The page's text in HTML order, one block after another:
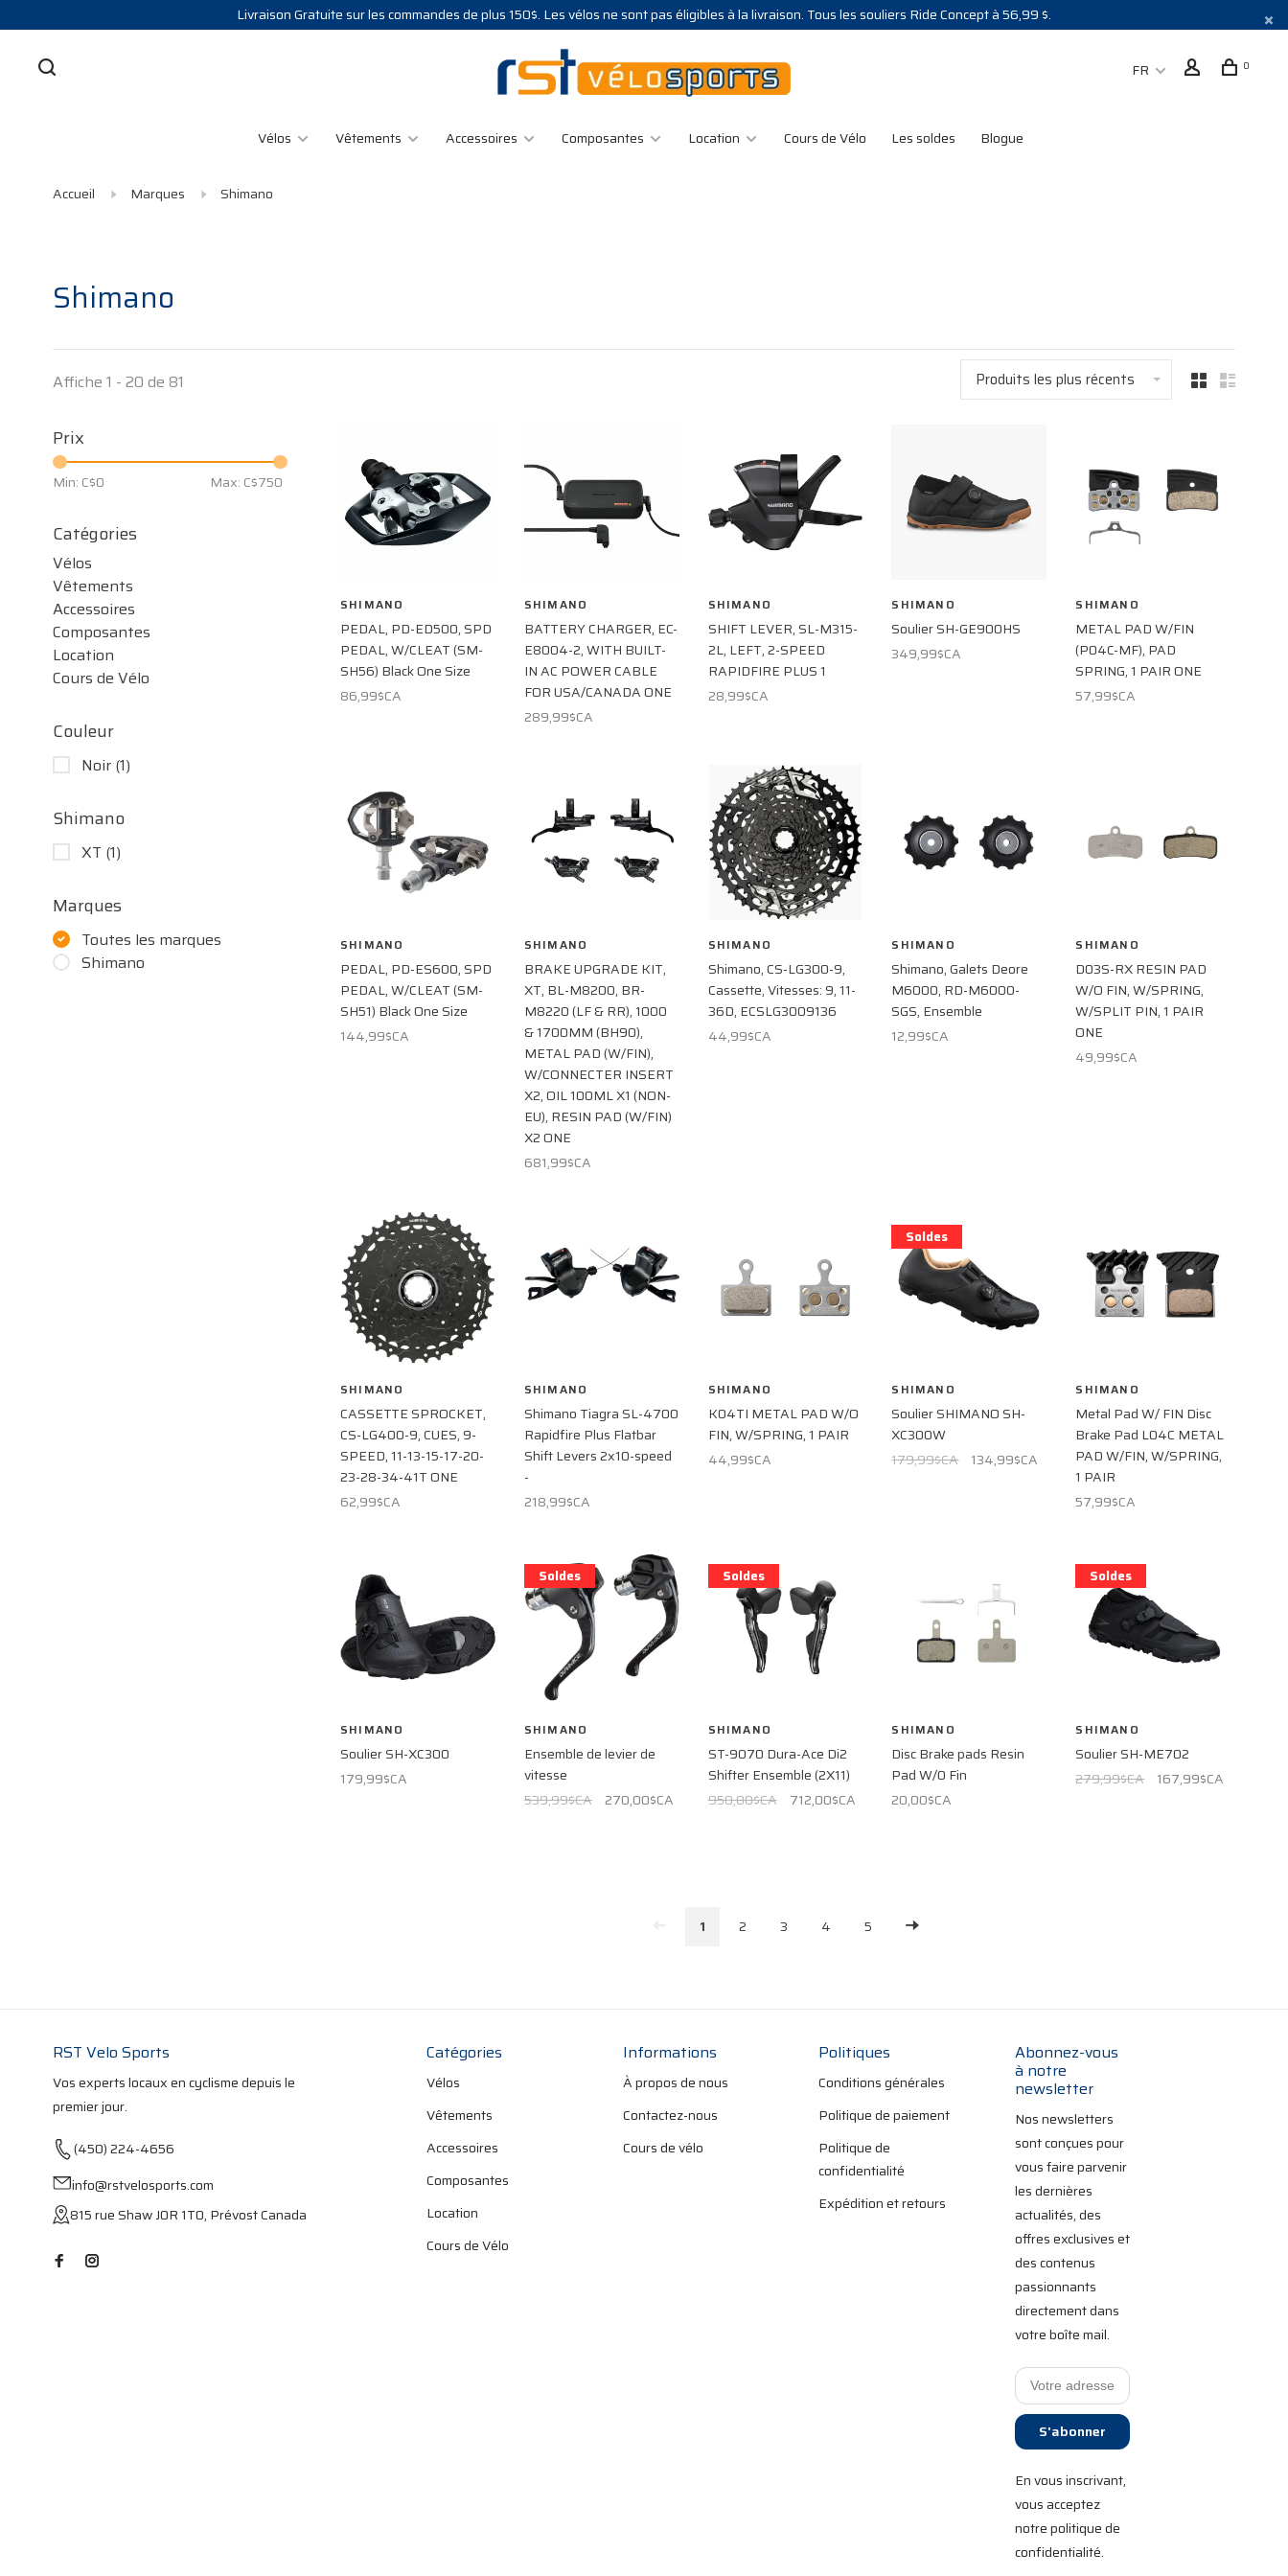
Livraison Gratuite sur les commandes de plus 150$. Les vélos ne sont pas éligibles à la livraison. Tous les souliers Ride Concept à 56,99 $.
FR 0
Vélos Vêtements Accessoires Composantes Location Cours de Vélo Les soldes Blogue
Accueil Marques Shimano
Shimano
Affiche 1 - 20 de 81 Produits les plus récents
Prix
Min: C$0 Max: C$750
Catégories
Vélos
Vêtements
Accessoires
Composantes
Location
Cours de Vélo
Couleur
Noir (1)
Shimano
XT (1)
Marques
Toutes les marques
Shimano
SHIMANO
PEDAL, PD-ED500, SPD
PEDAL, W/CLEAT (SM-
SH56) Black One Size
86,99$CA
SHIMANO
BATTERY CHARGER, EC-
E8004-2, WITH BUILT-
IN AC POWER CABLE
FOR USA/CANADA ONE
289,99$CA
SHIMANO
SHIFT LEVER, SL-M315-
2L, LEFT, 2-SPEED
RAPIDFIRE PLUS 1
28,99$CA
SHIMANO
Soulier SH-GE900HS
349,99$CA
SHIMANO
METAL PAD W/FIN
(P04C-MF), PAD
SPRING, 1 PAIR ONE
57,99$CA
SHIMANO
PEDAL, PD-ES600, SPD
PEDAL, W/CLEAT (SM-
SH51) Black One Size
144,99$CA
SHIMANO
BRAKE UPGRADE KIT,
XT, BL-M8200, BR-
M8220 (LF & RR), 1000
& 1700MM (BH90),
METAL PAD (W/FIN),
W/CONNECTER INSERT
X2, OIL 100ML X1 (NON-
EU), RESIN PAD (W/FIN)
X2 ONE
681,99$CA
SHIMANO
Shimano, CS-LG300-9,
Cassette, Vitesses: 9, 11-
36D, ECSLG3009136
44,99$CA
SHIMANO
Shimano, Galets Deore
M6000, RD-M6000-
SGS, Ensemble
12,99$CA
SHIMANO
D03S-RX RESIN PAD
W/O FIN, W/SPRING,
W/SPLIT PIN, 1 PAIR
ONE
49,99$CA
SHIMANO
CASSETTE SPROCKET,
CS-LG400-9, CUES, 9-
SPEED, 11-13-15-17-20-
23-28-34-41T ONE
62,99$CA
SHIMANO
Shimano Tiagra SL-4700
Rapidfire Plus Flatbar
Shift Levers 2x10-speed
-
218,99$CA
SHIMANO
K04TI METAL PAD W/O
FIN, W/SPRING, 1 PAIR
44,99$CA
Soldes
SHIMANO
Soulier SHIMANO SH-
XC300W
179,99$CA
134,99$CA
SHIMANO
Metal Pad W/ FIN Disc
Brake Pad L04C METAL
PAD W/FIN, W/SPRING,
1 PAIR
57,99$CA
SHIMANO
Soulier SH-XC300
179,99$CA
Soldes
SHIMANO
Ensemble de levier de
vitesse
539,99$CA
270,00$CA
Soldes
SHIMANO
ST-9070 Dura-Ace Di2
Shifter Ensemble (2X11)
950,00$CA
712,00$CA
SHIMANO
Disc Brake pads Resin
Pad W/0 Fin
20,00$CA
Soldes
SHIMANO
Soulier SH-ME702
279,99$CA
167,99$CA
1 2 3 4 5
RST Velo Sports
Vos experts locaux en cyclisme depuis le
premier jour.
(450) 224-4656
info@rstvelosports.com
815 rue Shaw J0R 1T0, Prévost Canada
Catégories
Vélos
Vêtements
Accessoires
Composantes
Location
Cours de Vélo
Informations
À propos de nous
Contactez-nous
Cours de vélo
Politiques
Conditions générales
Politique de paiement
Politique de
confidentialité
Expédition et retours
Abonnez-vous
à notre
newsletter
Nos newsletters
sont conçues pour
vous faire parvenir
les dernières
actualités, des
offres exclusives et
des contenus
passionnants
directement dans
votre boîte mail.
S'abonner
En vous inscrivant,
vous acceptez
notre politique de
confidentialité.